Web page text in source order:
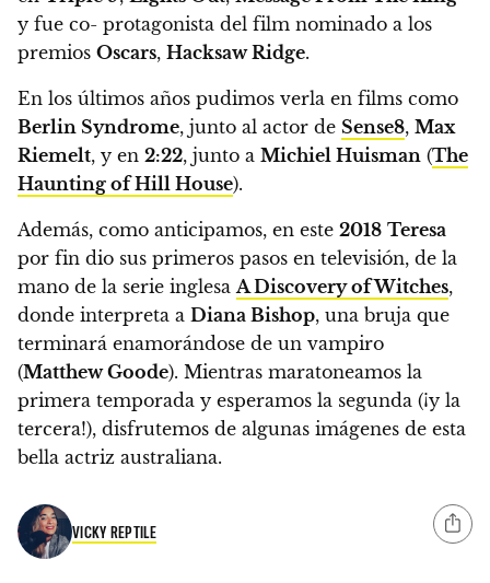
y fue co- protagonista del film nominado a los
premios Oscars, Hacksaw Ridge.
En los últimos años pudimos verla en films como
Berlin Syndrome, junto al actor de Sense8, Max
Riemelt, y en 2:22, junto a Michiel Huisman (The
Haunting of Hill House).
Además, como anticipamos, en este 2018 Teresa
por fin dio sus primeros pasos en televisión, de la
mano de la serie inglesa A Discovery of Witches,
donde interpreta a Diana Bishop, una bruja que
terminará enamorándose de un vampiro
(Matthew Goode). Mientras maratoneamos la
primera temporada y esperamos la segunda (¡y la
tercera!), disfrutemos de algunas imágenes de esta
bella actriz australiana.
VICKY REPTILE